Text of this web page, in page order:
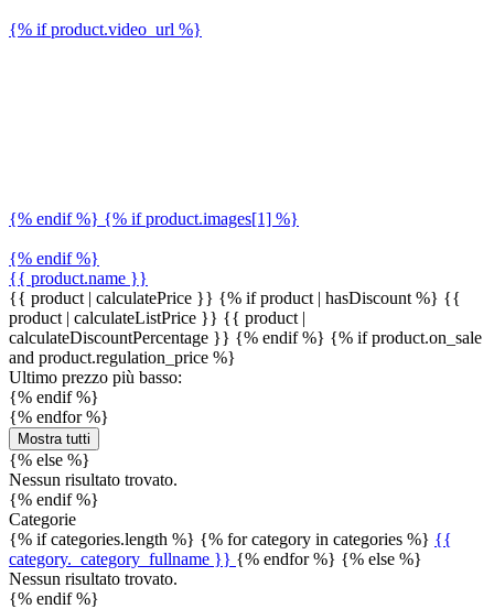
{% if product.video_url %}
{% endif %} {% if product.images[1] %}
{% endif %}
{{ product.name }}
{{ product | calculatePrice }} {% if product | hasDiscount %} {{
product | calculateListPrice }} {{ product |
calculateDiscountPercentage }} {% endif %} {% if product.on_sale
and product.regulation_price %}
Ultimo prezzo più basso:
{% endif %}
{% endfor %}
Mostra tutti
{% else %}
Nessun risultato trovato.
{% endif %}
Categorie
{% if categories.length %} {% for category in categories %} {{
category._category_fullname }} {% endfor %} {% else %}
Nessun risultato trovato.
{% endif %}